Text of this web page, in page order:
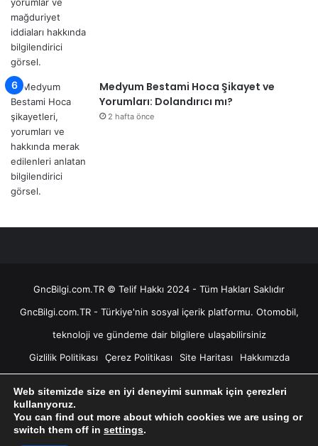
Medyum Bestami Hoca Şikayet ve
Yorumları: Dolandırıcı mı?
2 hafta önce
GncBilgi.com.TR © Telif Hakkı 2024 - Tüm Hakları Saklıdır
GncBilgi.com.TR - Türkiye'nin sosyal içerik platformu. Otomobil,
teknoloji ve gündeme dair bilgilere ulaşabilirsiniz
Gizlilik Politikası
Çerez Politikası Site Haritası
Hakkımızda
Yıldızname Hesaplama
Ücretsiz Yıldızname Baktır
Web sitemizde size en iyi deneyimi sunmak için çerezleri
kullanıyoruz.
You can find out more about which cookies we are using or
switch them off in settings.